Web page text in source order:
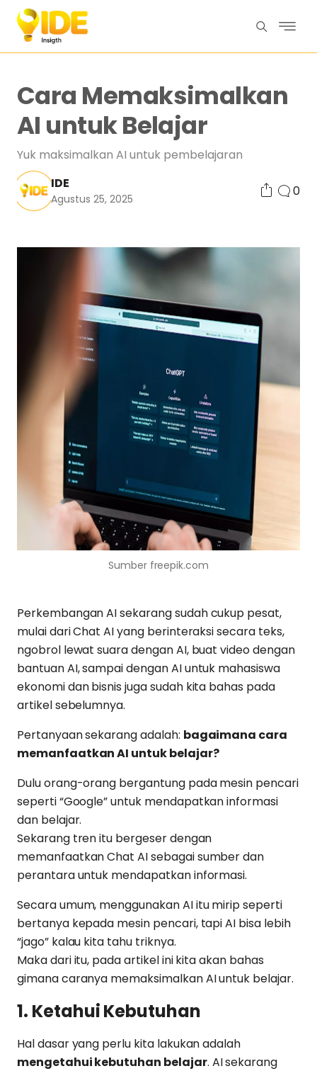
Cara Memaksimalkan
AI untuk Belajar
Yuk maksimalkan AI untuk pembelajaran
IDE
Agustus 25, 2025
0
Sumber freepik.com
Perkembangan AI sekarang sudah cukup pesat,
mulai dari Chat AI yang berinteraksi secara teks,
ngobrol lewat suara dengan AI, buat video dengan
bantuan AI, sampai dengan AI untuk mahasiswa
ekonomi dan bisnis juga sudah kita bahas pada
artikel sebelumnya.
Pertanyaan sekarang adalah: bagaimana cara
memanfaatkan AI untuk belajar?
Dulu orang-orang bergantung pada mesin pencari
seperti “Google” untuk mendapatkan informasi
dan belajar.
Sekarang tren itu bergeser dengan
memanfaatkan Chat AI sebagai sumber dan
perantara untuk mendapatkan informasi.
Secara umum, menggunakan AI itu mirip seperti
bertanya kepada mesin pencari, tapi AI bisa lebih
“jago” kalau kita tahu triknya.
Maka dari itu, pada artikel ini kita akan bahas
gimana caranya memaksimalkan AI untuk belajar.
1. Ketahui Kebutuhan
Hal dasar yang perlu kita lakukan adalah
mengetahui kebutuhan belajar. AI sekarang